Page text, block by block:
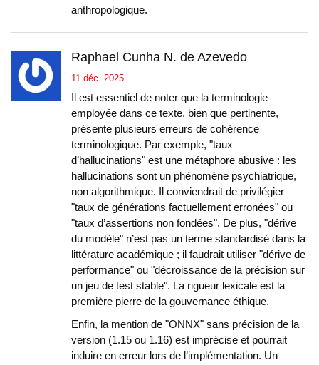
anthropologique.
Raphael Cunha N. de Azevedo
11 déc. 2025
Il est essentiel de noter que la terminologie
employée dans ce texte, bien que pertinente,
présente plusieurs erreurs de cohérence
terminologique. Par exemple, "taux
d’hallucinations" est une métaphore abusive : les
hallucinations sont un phénomène psychiatrique,
non algorithmique. Il conviendrait de privilégier
"taux de générations factuellement erronées" ou
"taux d’assertions non fondées". De plus, "dérive
du modèle" n’est pas un terme standardisé dans la
littérature académique ; il faudrait utiliser "dérive de
performance" ou "décroissance de la précision sur
un jeu de test stable". La rigueur lexicale est la
première pierre de la gouvernance éthique.
Enfin, la mention de "ONNX" sans précision de la
version (1.15 ou 1.16) est imprécise et pourrait
induire en erreur lors de l’implémentation. Un